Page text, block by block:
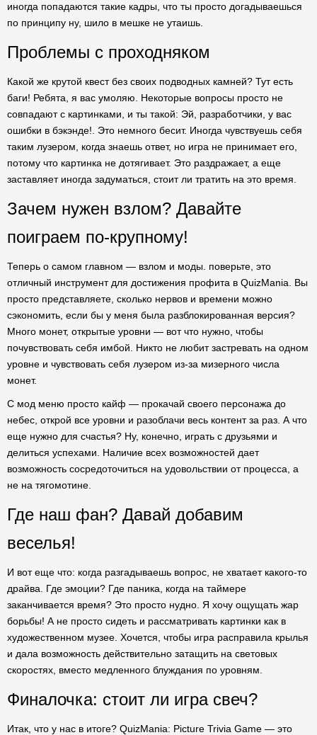
иногда попадаются такие кадры, что ты просто догадываешься
по принципу ну, шило в мешке не утаишь.
Проблемы с проходняком
Какой же крутой квест без своих подводных камней? Тут есть
баги! Ребята, я вас умоляю. Некоторые вопросы просто не
совпадают с картинками, и ты такой: Эй, разработчики, у вас
ошибки в бэкэнде!. Это немного бесит. Иногда чувствуешь себя
таким лузером, когда знаешь ответ, но игра не принимает его,
потому что картинка не дотягивает. Это раздражает, а еще
заставляет иногда задуматься, стоит ли тратить на это время.
Зачем нужен взлом? Давайте
поиграем по-крупному!
Теперь о самом главном — взлом и моды. поверьте, это
отличный инструмент для достижения профита в QuizMania. Вы
просто представляете, сколько нервов и времени можно
сэкономить, если бы у меня была разблокированная версия?
Много монет, открытые уровни — вот что нужно, чтобы
почувствовать себя имбой. Никто не любит застревать на одном
уровне и чувствовать себя лузером из-за мизерного числа
монет.
С мод меню просто кайф — прокачай своего персонажа до
небес, открой все уровни и разоблачи весь контент за раз. А что
еще нужно для счастья? Ну, конечно, играть с друзьями и
делиться успехами. Наличие всех возможностей дает
возможность сосредоточиться на удовольствии от процесса, а
не на тягомотине.
Где наш фан? Давай добавим
веселья!
И вот еще что: когда разгадываешь вопрос, не хватает какого-то
драйва. Где эмоции? Где паника, когда на таймере
заканчивается время? Это просто нудно. Я хочу ощущать жар
борьбы! А не просто сидеть и рассматривать картинки как в
художественном музее. Хочется, чтобы игра расправила крылья
и дала возможность действительно затащить на световых
скоростях, вместо медленного блуждания по уровням.
Финалочка: стоит ли игра свеч?
Итак, что у нас в итоге? QuizMania: Picture Trivia Game — это